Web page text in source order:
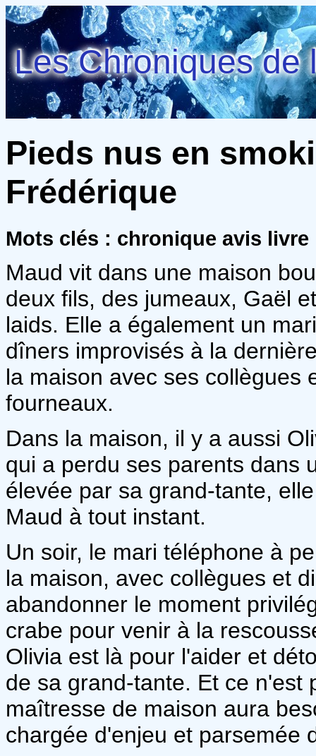
Les Chroniques de
Pieds nus en
Frédérique
Mots clés : chronique avis livre
Maud vit dans une maison
deux fils, des jumeaux, Gaël
laids. Elle a également un
dîners improvisés à la
la maison avec ses collègues
fourneaux.
Dans la maison, il y a aussi
qui a perdu ses parents dans
élevée par sa grand-tante,
Maud à tout instant.
Un soir, le mari téléphone à
la maison, avec collègues et
abandonner le moment
crabe pour venir à la
Olivia est là pour l'aider et
de sa grand-tante. Et ce n'est
maîtresse de maison aura
chargée d'enjeu et parsemée